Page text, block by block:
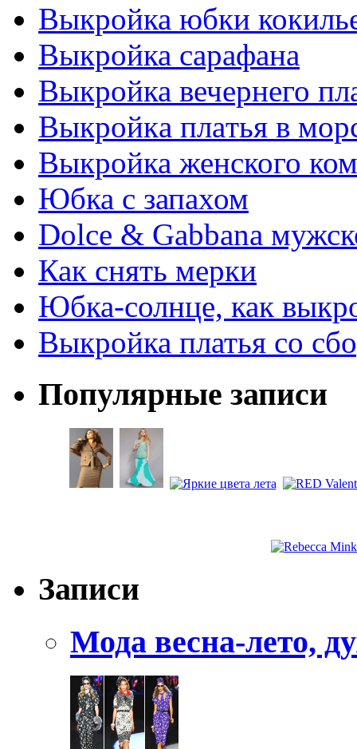
Выкройка юбки
Выкройка сарафана
Выкройка вечернего
Выкрoйкa плaтья в
Выкройка женского
Юбка с запахом
Dolce & Gabbana
Как снять мерки
Юбка-солнце, как
Выкройка платья со
Популярные записи
Записи
Мода весна-лето,